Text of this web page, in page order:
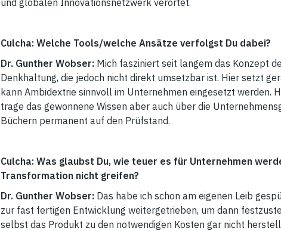
und globalen Innovationsnetzwerk verortet.
Culcha: Welche Tools/welche Ansätze verfolgst Du dabei?
Dr. Gunther Wobser: Mich fasziniert seit langem das Konzept
Denkhaltung, die jedoch nicht direkt umsetzbar ist. Hier setzt
kann Ambidextrie sinnvoll im Unternehmen eingesetzt werden.
trage das gewonnene Wissen aber auch über die
Büchern permanent auf den Prüfstand.
Culcha: Was glaubst Du, wie teuer es für Unternehmen
Transformation nicht greifen?
Dr. Gunther Wobser: Das habe ich schon am eigenen Leib
zur fast fertigen Entwicklung weitergetrieben, um dann
selbst das Produkt zu den notwendigen Kosten gar nicht